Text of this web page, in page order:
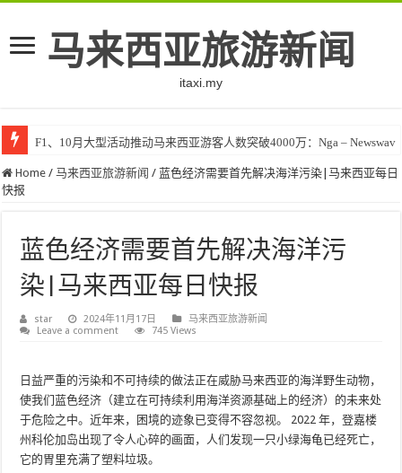
马来西亚旅游新闻
itaxi.my
F1、10月大型活动推动马来西亚游客人数突破4000万：Nga – Newswav
Home / 马来西亚旅游新闻 / 蓝色经济需要首先解决海洋污染|马来西亚每日
快报
蓝色经济需要首先解决海洋污
染|马来西亚每日快报
star 2024年11月17日
马来西亚旅游新闻
Leave a comment
745 Views
日益严重的污染和不可持续的做法正在威胁马来西亚的海洋野生动物，
使我们蓝色经济（建立在可持续利用海洋资源基础上的经济）的未来处
于危险之中。近年来，困境的迹象已变得不容忽视。 2022 年，登嘉楼
州科伦加岛出现了令人心碎的画面，人们发现一只小绿海龟已经死亡，
它的胃里充满了塑料垃圾。